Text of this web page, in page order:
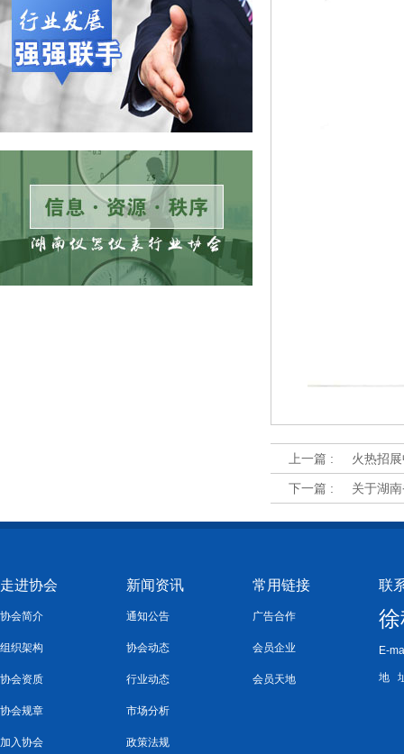
上一篇 : 火热招
下一篇 : 关于湖
走进协会
协会简介
组织架构
协会资质
协会规章
加入协会
新闻资讯
通知公告
协会动态
行业动态
市场分析
政策法规
常用链接
广告合作
会员企业
会员天地
联
E-
地